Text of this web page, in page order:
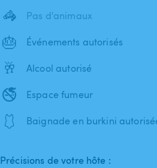
🦓 Pas d'animaux
🎂 Événements autorisés
🥂 Alcool autorisé
🚭 Espace fumeur
🩱 Baignade en burkini
Précisions de votre hôte :